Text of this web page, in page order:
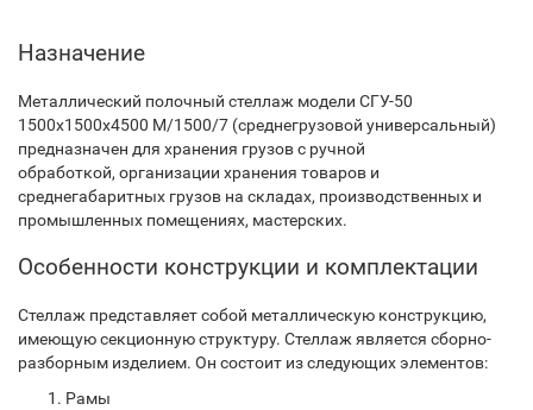
Назначение
Металлический полочный стеллаж модели СГУ-50
1500х1500х4500 М/1500/7 (среднегрузовой универсальный)
предназначен для хранения грузов с ручной
обработкой, организации хранения товаров и
среднегабаритных грузов на складах, производственных и
промышленных помещениях, мастерских.
Особенности конструкции и комплектации
Стеллаж представляет собой металлическую конструкцию,
имеющую секционную структуру. Стеллаж является сборно-
разборным изделием. Он состоит из следующих элементов:
Рамы